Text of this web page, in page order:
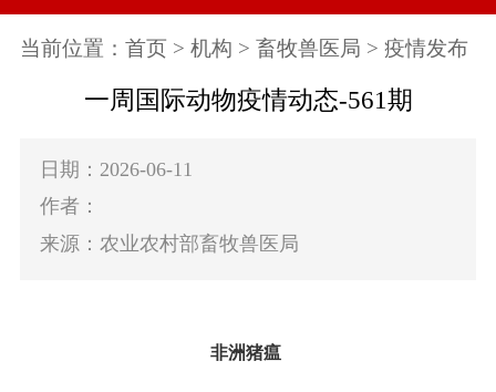
当前位置： 首页 > 机构 > 畜牧兽医局 > 疫情发布
一周国际动物疫情动态-561期
日期：2026-06-11
作者：
来源：农业农村部畜牧兽医局
非洲猪瘟